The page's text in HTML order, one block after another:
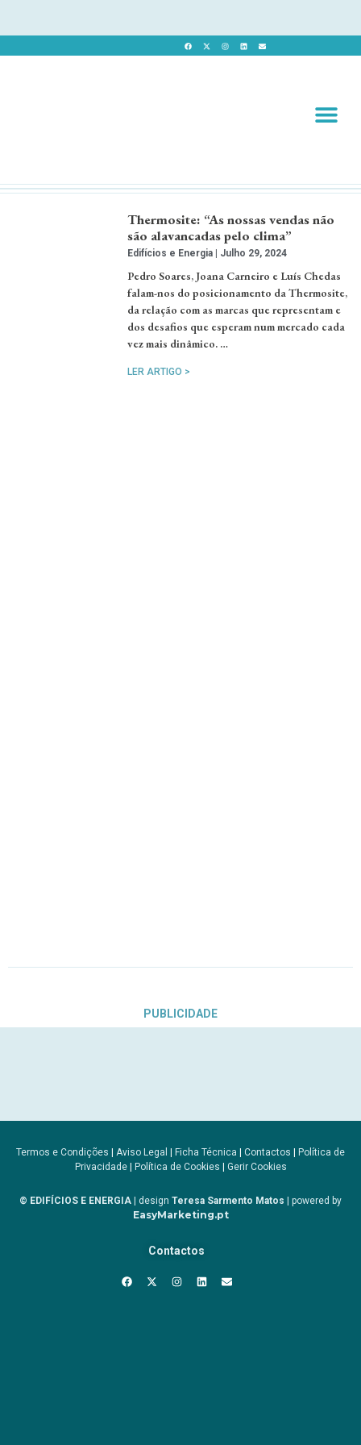
Thermosite: “As nossas vendas não
são alavancadas pelo clima”
Edifícios e Energia Julho 29, 2024
Pedro Soares, Joana Carneiro e Luís Chedas
falam-nos do posicionamento da Thermosite,
da relação com as marcas que representam e
dos desafios que esperam num mercado cada
vez mais dinâmico. …
LER ARTIGO >
PUBLICIDADE
Termos e Condições | Aviso Legal | Ficha Técnica | Contactos | Política de
Privacidade| Política de Cookies | Gerir Cookies
© EDIFÍCIOS E ENERGIA | design Teresa Sarmento Matos | powered by
EasyMarketing.pt
Contactos